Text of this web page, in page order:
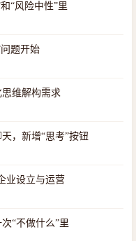
“风险中性”里
题开始
维解构需求
，新增“思考”按钮
业设立与运营
“不做什么”里